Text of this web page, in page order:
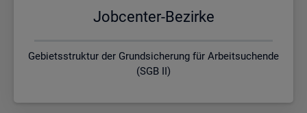
Job­cen­ter-Be­zir­ke
Gebietsstruktur der Grundsicherung für Arbeitsuchende
(SGB II)